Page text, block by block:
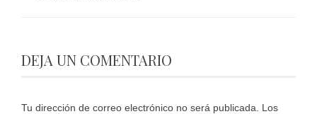
DEJA UN COMENTARIO
Tu dirección de correo electrónico no será publicada.
Los